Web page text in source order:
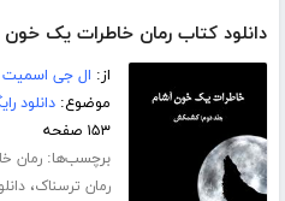
دانلود کتاب رمان خاطرات یک
از: ال جی اسمیت
موضوع:دانلود
۱۵۳ صفحه
برچسب‌ها:رمان
رمان ترسناک،